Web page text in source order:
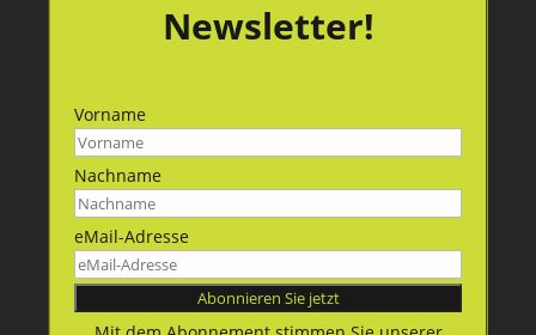
Newsletter!
Vorname
Nachname
eMail-Adresse